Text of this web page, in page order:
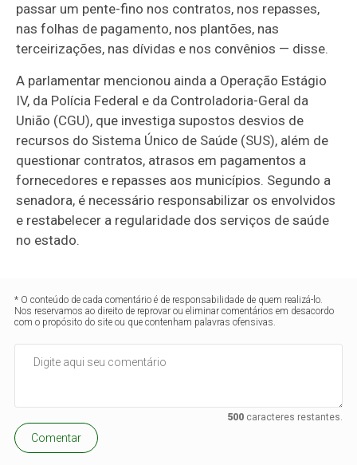
passar um pente-fino nos contratos, nos repasses,
nas folhas de pagamento, nos plantões, nas
terceirizações, nas dívidas e nos convênios — disse.
A parlamentar mencionou ainda a Operação Estágio
IV, da Polícia Federal e da Controladoria-Geral da
União (CGU), que investiga supostos desvios de
recursos do Sistema Único de Saúde (SUS), além de
questionar contratos, atrasos em pagamentos a
fornecedores e repasses aos municípios. Segundo a
senadora, é necessário responsabilizar os envolvidos
e restabelecer a regularidade dos serviços de saúde
no estado.
* O conteúdo de cada comentário é de responsabilidade de quem realizá-lo.
Nos reservamos ao direito de reprovar ou eliminar comentários em desacordo
com o propósito do site ou que contenham palavras ofensivas.
500caracteres restantes.
Comentar